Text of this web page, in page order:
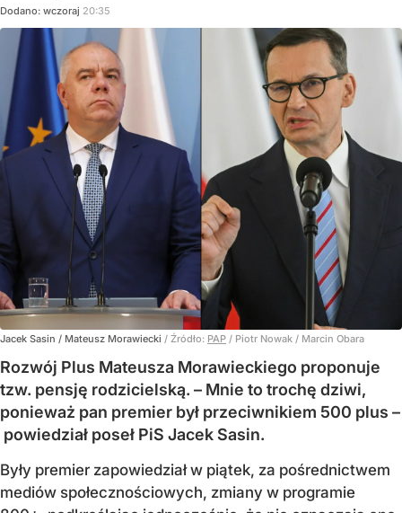
Dodano: wczoraj 20:35
Jacek Sasin / Mateusz Morawiecki / Źródło: PAP / Piotr Nowak / Marcin Obara
Rozwój Plus Mateusza Morawieckiego proponuje
tzw. pensję rodzicielską. – Mnie to trochę dziwi,
ponieważ pan premier był przeciwnikiem 500 plus –
powiedział poseł PiS Jacek Sasin.
Były premier zapowiedział w piątek, za pośrednictwem
mediów społecznościowych, zmiany w programie